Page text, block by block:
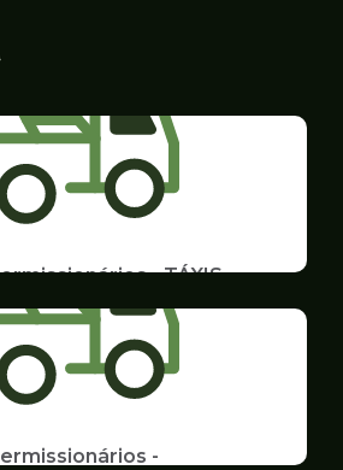
- TÁXIS
-